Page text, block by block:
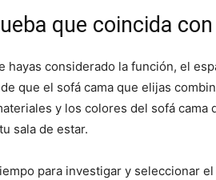
que coincida
hayas considerado la función, el
que el sofá cama que elijas
y los colores del sofá
sala de estar.
para investigar y seleccionar